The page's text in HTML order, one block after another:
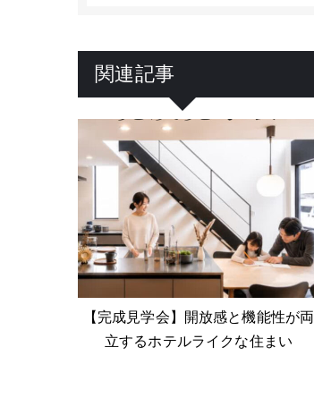
関連記事
【完成見学会】開放感と機能性が両
立するホテルライクな住まい